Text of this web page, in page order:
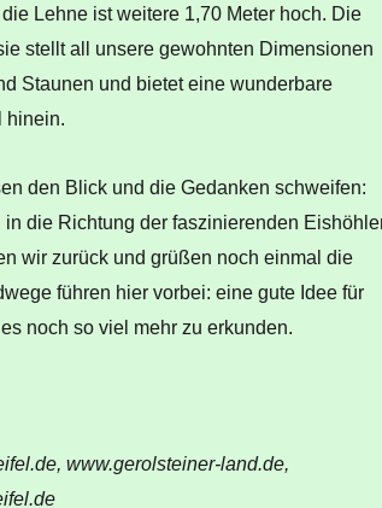
Lehne ist weitere 1,70 Meter hoch. Die
stellt all unsere gewohnten Dimensionen
Staunen und bietet eine wunderbare
hinein.
den Blick und die Gedanken schweifen:
die Richtung der faszinierenden
wir zurück und grüßen noch einmal die
führen hier vorbei: eine gute Idee für
noch so viel mehr zu erkunden.
www.gerolsteiner-land.de,